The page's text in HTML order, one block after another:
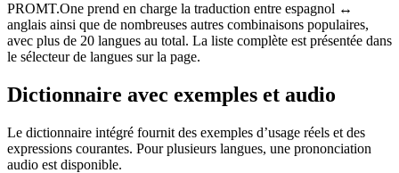
PROMT.One prend en charge la traduction entre espagnol ↔
anglais ainsi que de nombreuses autres combinaisons populaires,
avec plus de 20 langues au total. La liste complète est présentée dans
le sélecteur de langues sur la page.
Dictionnaire avec exemples et audio
Le dictionnaire intégré fournit des exemples d’usage réels et des
expressions courantes. Pour plusieurs langues, une prononciation
audio est disponible.